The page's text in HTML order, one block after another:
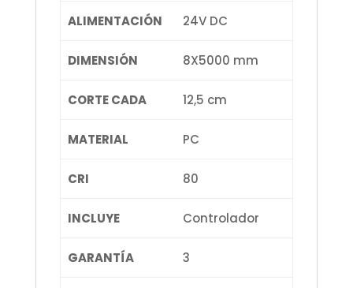
ALIMENTACIÓN 24V DC
DIMENSIÓN 8X5000 mm
CORTE CADA 12,5 cm
MATERIAL PC
CRI 80
INCLUYE Controlador
GARANTÍA 3